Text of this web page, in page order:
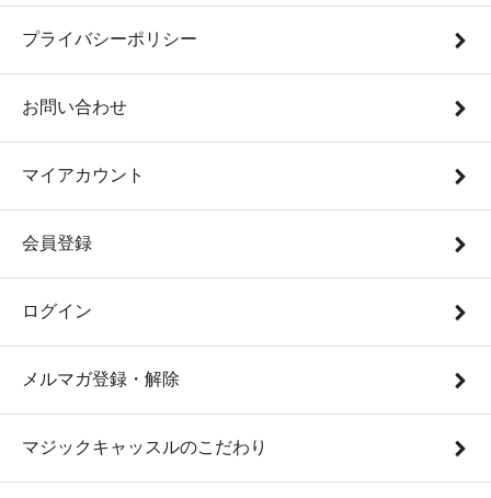
プライバシーポリシー
お問い合わせ
マイアカウント
会員登録
ログイン
メルマガ登録・解除
マジックキャッスルのこだわり